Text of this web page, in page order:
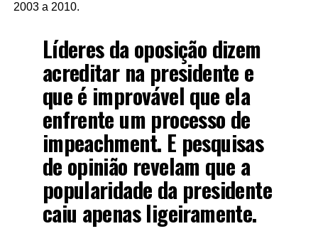
2003 a 2010.
Líderes da oposição dizem
acreditar na presidente e
que é improvável que ela
enfrente um processo de
impeachment. E pesquisas
de opinião revelam que a
popularidade da presidente
caiu apenas ligeiramente.